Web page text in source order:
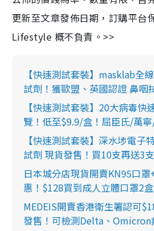
更新至文章發佈日期，訂購平台
Lifestyle 概不負責。>>
【快速測試套裝】masklab全
試劑！獲歐盟、英國認證 鼻咽
【快速測試套裝】20大病毒快
覽！低至$9.9/盒！屈臣氏/萬
【快速測試套裝】深水埗電子
試劑 現貨發售！買10支再送3
日本城分店現貨開賣KN95口
惠！$128買到成人立體口罩2
MEDEIS開賣香港衛生署認可
發售！可檢測Delta、Omicron